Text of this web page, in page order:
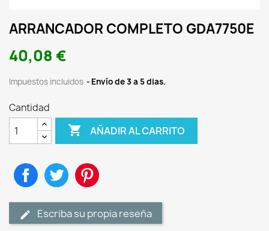
ARRANCADOR COMPLETO GDA7750E
40,08 €
Impuestos incluidos Envío de 3 a 5 dias.
Cantidad
 AÑADIR AL CARRITO
CompartirTuitear
Escriba su propia reseña